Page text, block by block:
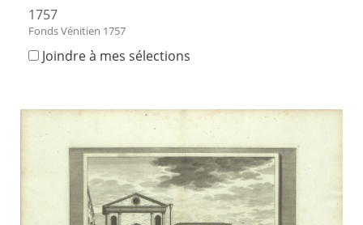
1757
Fonds Vénitien 1757
Joindre à mes sélections